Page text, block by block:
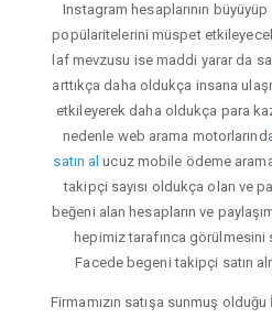
Instagram hesaplarının
popülaritelerini müspet
laf mevzusu ise maddi yarar da
arttıkça daha oldukça insana
etkileyerek daha oldukça para
nedenle web arama
satın al ucuz mobile ödeme
takipçi sayısı oldukça olan ve
beğeni alan hesapların ve
hepimiz tarafınca görülmesini
Facede begeni takipçi satın
Firmamızın satışa sunmuş